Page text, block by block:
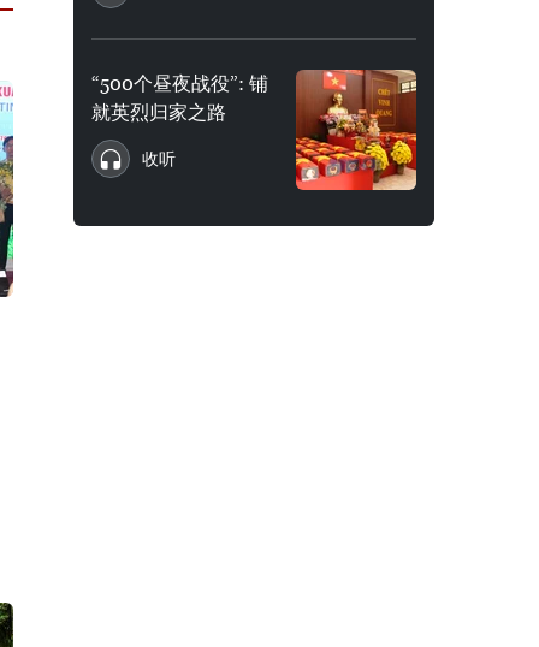
“500个昼夜战役”: 铺
就英烈归家之路
收听